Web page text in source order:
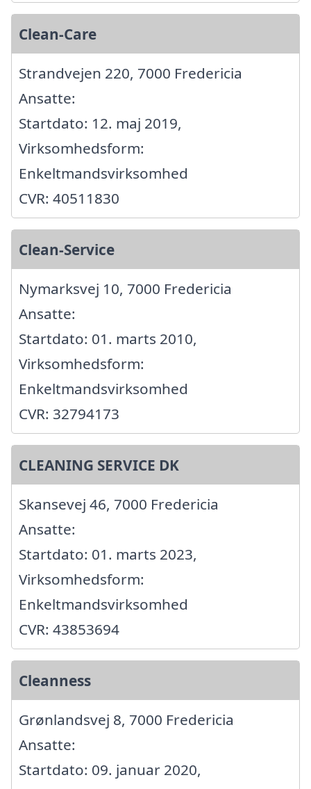
Clean-Care
Strandvejen 220, 7000 Fredericia
Ansatte:
Startdato: 12. maj 2019,
Virksomhedsform:
Enkeltmandsvirksomhed
CVR: 40511830
Clean-Service
Nymarksvej 10, 7000 Fredericia
Ansatte:
Startdato: 01. marts 2010,
Virksomhedsform:
Enkeltmandsvirksomhed
CVR: 32794173
CLEANING SERVICE DK
Skansevej 46, 7000 Fredericia
Ansatte:
Startdato: 01. marts 2023,
Virksomhedsform:
Enkeltmandsvirksomhed
CVR: 43853694
Cleanness
Grønlandsvej 8, 7000 Fredericia
Ansatte:
Startdato: 09. januar 2020,